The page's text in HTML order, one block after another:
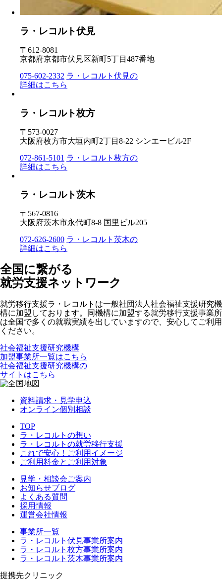
ラ・レコルト伏見
〒612-8081
京都府京都市伏見区新町5丁目487番地
075-602-2332 ラ・レコルト伏見の
詳細はこちら
ラ・レコルト枚方
〒573-0027
大阪府枚方市大垣内町2丁目8-22 シンエービル2F
072-861-5101 ラ・レコルト枚方の
詳細はこちら
ラ・レコルト茨木
〒567-0816
大阪府茨木市永代町8-8 国里ビル205
072-626-2600 ラ・レコルト茨木の
詳細はこちら
全国に繋がる
就労支援ネットワーク
就労移行支援ラ・レコルトは一般社団法人社会福祉支援研究機
構に加盟しております。同機構に加盟する就労移行支援事業所
は全国で多くの就職実績を出していますので、安心してご利用
ください。
社会福祉支援研究機構
加盟事業所一覧はこちら
社会福祉支援研究機構の
サイトはこちら
資料請求・見学申込
オンライン個別相談
TOP
ラ・レコルトの想い
ラ・レコルトの就労移行支援
これで安心！ご利用イメージ
ご利用料金とご利用対象
見学・相談会ご案内
お知らせブログ
よくある質問
採用情報
運営会社情報
事業所一覧
ラ・レコルト伏見事業所案内
ラ・レコルト枚方事業所案内
ラ・レコルト茨木事業所案内
提携先クリニック